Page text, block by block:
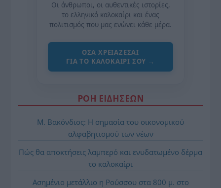
Οι άνθρωποι, οι αυθεντικές ιστορίες,
το ελληνικό καλοκαίρι και ένας
πολιτισμός που μας ενώνει κάθε μέρα.
ΌΣΑ ΧΡΕΙΆΖΕΣΑΙ
ΓΙΑ ΤΟ ΚΑΛΟΚΑΊΡΙ ΣΟΥ →
ΡΟΗ ΕΙΔΗΣΕΩΝ
Μ. Βακόνδιος: H σημασία του οικονομικού
αλφαβητισμού των νέων
Πώς θα αποκτήσεις λαμπερό και ενυδατωμένο δέρμα
το καλοκαίρι
Ασημένιο μετάλλιο η Ρούσσου στα 800 μ. στο